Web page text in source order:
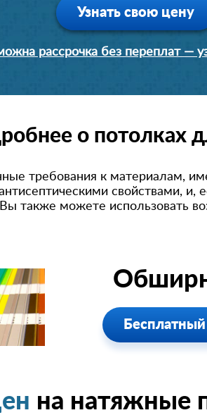
Узнать свою цену
рассрочка без переплат —
о потолках
требования к материалам,
свойствами,
также можете использовать
на натяжные